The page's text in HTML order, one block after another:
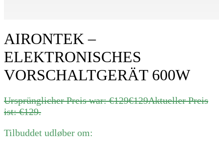
AIRONTEK –
ELEKTRONISCHES
VORSCHALTGERÄT 600W
Ursprünglicher Preis war: €129€129Aktueller Preis
ist: €129.
Tilbuddet udløber om: